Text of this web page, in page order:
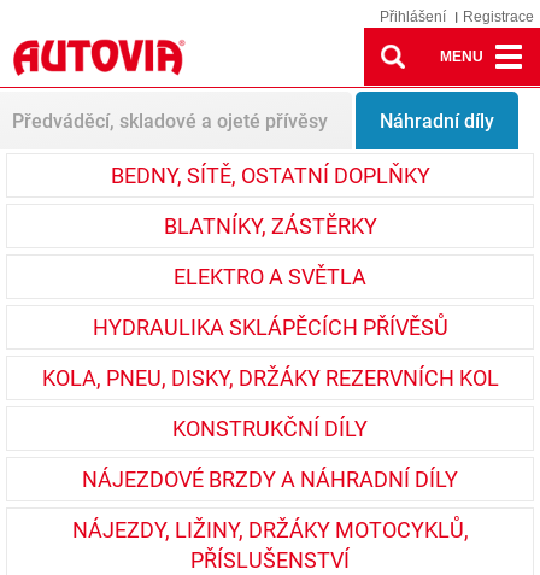
Přihlášení Registrace
MENU
Spare parts
Předváděcí, skladové a ojeté přívěsy Náhradní díly
BEDNY, SÍTĚ, OSTATNÍ DOPLŇKY
BLATNÍKY, ZÁSTĚRKY
ELEKTRO A SVĚTLA
HYDRAULIKA SKLÁPĚCÍCH PŘÍVĚSŮ
KOLA, PNEU, DISKY, DRŽÁKY REZERVNÍCH KOL
KONSTRUKČNÍ DÍLY
NÁJEZDOVÉ BRZDY A NÁHRADNÍ DÍLY
NÁJEZDY, LIŽINY, DRŽÁKY MOTOCYKLŮ,
PŘÍSLUŠENSTVÍ